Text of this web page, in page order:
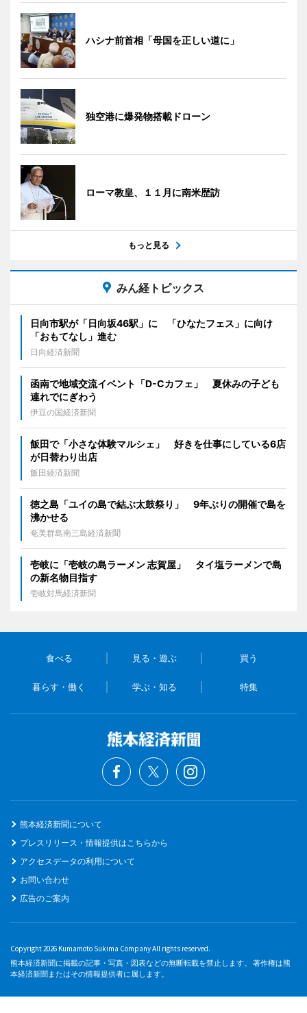
ハシナ前首相「母国を正しい道に」
独空港に爆発物搭載ドローン
ローマ教皇、１１月に南米歴訪
もっと見る
みん経トピックス
日向市駅が「日向坂46駅」に 「ひなたフェス」に向け
「おもてなし」進む
日向経済新聞
函南で地域交流イベント「D-Cカフェ」 夏休みの子ども
連れでにぎわう
伊豆の国経済新聞
飯田で「小さな体験マルシェ」 好きを仕事にしている6店
が日替わり出店
飯田経済新聞
徳之島「ユイの島で結ぶ太鼓祭り」 9年ぶりの開催で島を
沸かせる
奄美群島南三島経済新聞
壱岐に「壱岐の島ラーメン 志賀屋」 タイ塩ラーメンで島
の新名物目指す
壱岐対馬経済新聞
食べる 見る・遊ぶ 買う
暮らす・働く 学ぶ・知る 特集
熊本経済新聞について
プレスリリース・情報提供はこちらから
アクセスデータの利用について
お問い合わせ
広告のご案内
Copyright 2026 Kumamoto Sukima Company All rights reserved.
熊本経済新聞に掲載の記事・写真・図表などの無断転載を禁止します。 著作権は熊
本経済新聞またはその情報提供者に属します。